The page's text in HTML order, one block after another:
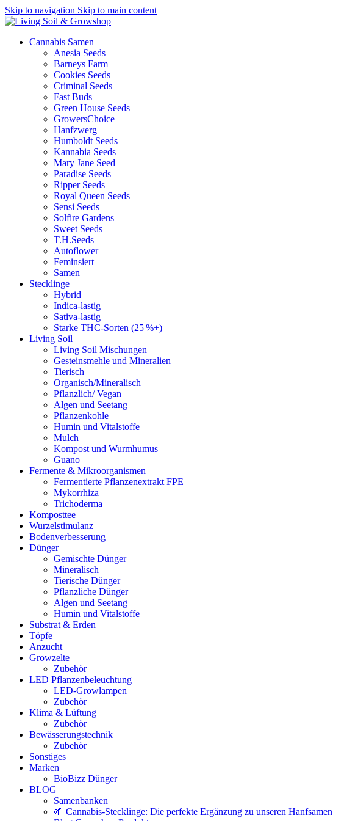
Skip to navigation Skip to main content
Cannabis Samen
Anesia Seeds
Barneys Farm
Cookies Seeds
Criminal Seeds
Fast Buds
Green House Seeds
GrowersChoice
Hanfzwerg
Humboldt Seeds
Kannabia Seeds
Mary Jane Seed
Paradise Seeds
Ripper Seeds
Royal Queen Seeds
Sensi Seeds
Solfire Gardens
Sweet Seeds
T.H.Seeds
Autoflower
Feminsiert
Samen
Stecklinge
Hybrid
Indica-lastig
Sativa-lastig
Starke THC-Sorten (25 %+)
Living Soil
Living Soil Mischungen
Gesteinsmehle und Mineralien
Tierisch
Organisch/Mineralisch
Pflanzlich/ Vegan
Algen und Seetang
Pflanzenkohle
Humin und Vitalstoffe
Mulch
Kompost und Wurmhumus
Guano
Fermente & Mikroorganismen
Fermentierte Pflanzenextrakt FPE
Mykorrhiza
Trichoderma
Komposttee
Wurzelstimulanz
Bodenverbesserung
Dünger
Gemischte Dünger
Mineralisch
Tierische Dünger
Pflanzliche Dünger
Algen und Seetang
Humin und Vitalstoffe
Substrat & Erden
Töpfe
Anzucht
Growzelte
Zubehör
LED Pflanzenbeleuchtung
LED-Growlampen
Zubehör
Klima & Lüftung
Zubehör
Bewässerungstechnik
Zubehör
Sonstiges
Marken
BioBizz Dünger
BLOG
Samenbanken
🌱 Cannabis-Stecklinge: Die perfekte Ergänzung zu unseren Hanfsamen